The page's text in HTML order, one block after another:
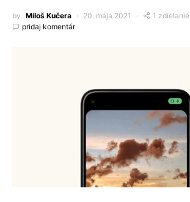
by Miloš Kučera 20. mája 2021
1 zdielanie
pridaj komentár